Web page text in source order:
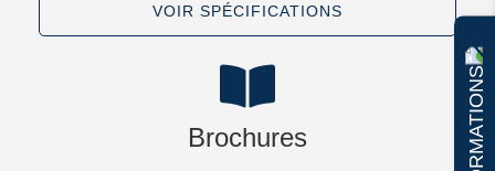
VOIR SPÉCIFICATIONS​
Brochures